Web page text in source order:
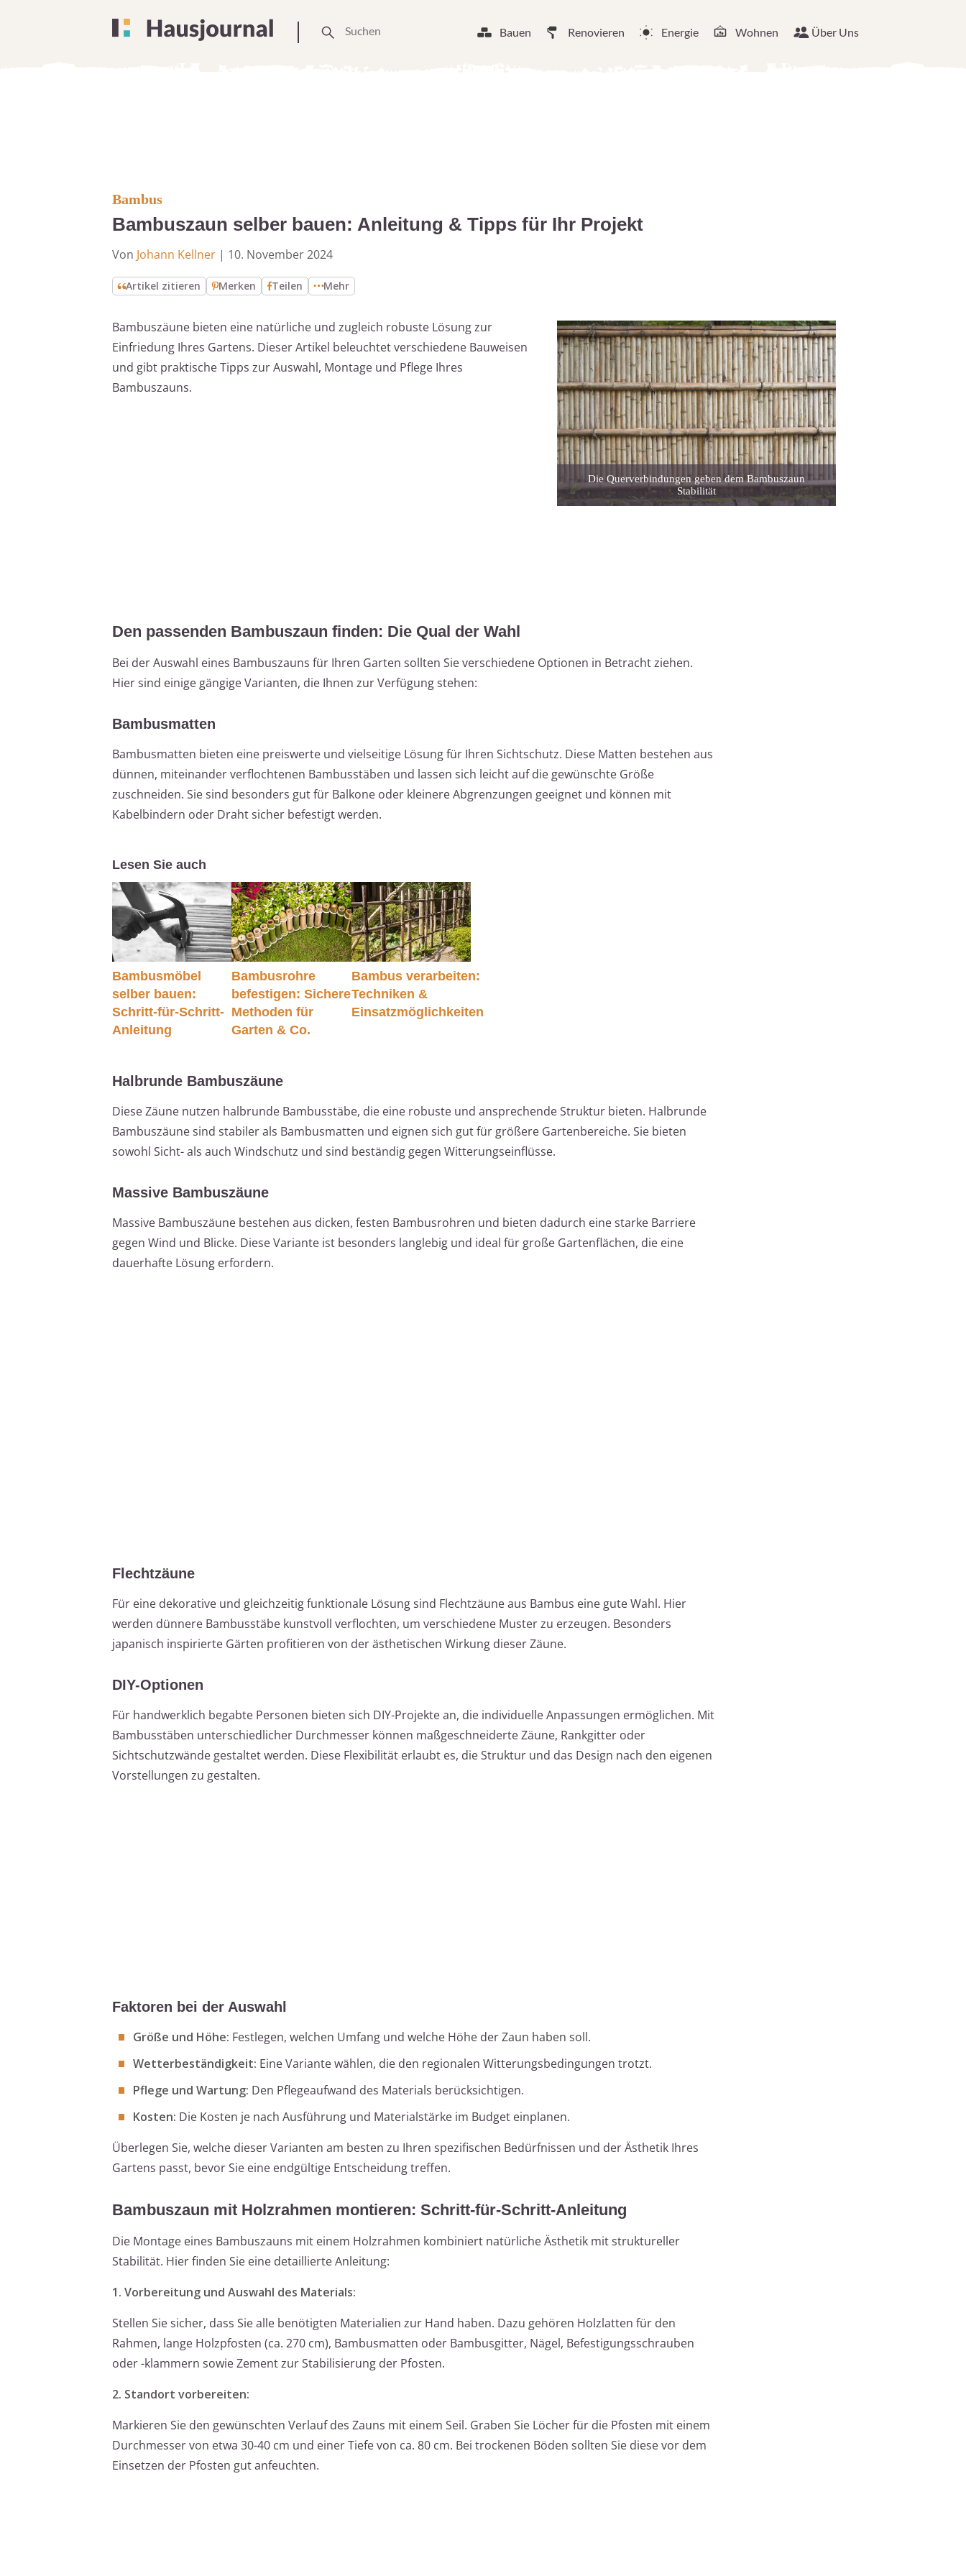
Bauen Renovieren Energie Wohnen Über Uns
Bambus
Bambuszaun selber bauen: Anleitung & Tipps für Ihr Projekt
Von Johann Kellner | 10. November 2024
Artikel zitieren Merken Teilen Mehr
Bambuszäune bieten eine natürliche und zugleich robuste Lösung zur
Einfriedung Ihres Gartens. Dieser Artikel beleuchtet verschiedene Bauweisen
und gibt praktische Tipps zur Auswahl, Montage und Pflege Ihres
Bambuszauns.
Die Querverbindungen geben dem Bambuszaun
Stabilität
Den passenden Bambuszaun finden: Die Qual der Wahl
Bei der Auswahl eines Bambuszauns für Ihren Garten sollten Sie verschiedene Optionen in Betracht ziehen.
Hier sind einige gängige Varianten, die Ihnen zur Verfügung stehen:
Bambusmatten
Bambusmatten bieten eine preiswerte und vielseitige Lösung für Ihren Sichtschutz. Diese Matten bestehen aus
dünnen, miteinander verflochtenen Bambusstäben und lassen sich leicht auf die gewünschte Größe
zuschneiden. Sie sind besonders gut für Balkone oder kleinere Abgrenzungen geeignet und können mit
Kabelbindern oder Draht sicher befestigt werden.
Lesen Sie auch
Bambusmöbel
selber bauen:
Schritt-für-Schritt-
Anleitung
Bambusrohre
befestigen: Sichere
Methoden für
Garten & Co.
Bambus verarbeiten:
Techniken &
Einsatzmöglichkeiten
Halbrunde Bambuszäune
Diese Zäune nutzen halbrunde Bambusstäbe, die eine robuste und ansprechende Struktur bieten. Halbrunde
Bambuszäune sind stabiler als Bambusmatten und eignen sich gut für größere Gartenbereiche. Sie bieten
sowohl Sicht- als auch Windschutz und sind beständig gegen Witterungseinflüsse.
Massive Bambuszäune
Massive Bambuszäune bestehen aus dicken, festen Bambusrohren und bieten dadurch eine starke Barriere
gegen Wind und Blicke. Diese Variante ist besonders langlebig und ideal für große Gartenflächen, die eine
dauerhafte Lösung erfordern.
Flechtzäune
Für eine dekorative und gleichzeitig funktionale Lösung sind Flechtzäune aus Bambus eine gute Wahl. Hier
werden dünnere Bambusstäbe kunstvoll verflochten, um verschiedene Muster zu erzeugen. Besonders
japanisch inspirierte Gärten profitieren von der ästhetischen Wirkung dieser Zäune.
DIY-Optionen
Für handwerklich begabte Personen bieten sich DIY-Projekte an, die individuelle Anpassungen ermöglichen. Mit
Bambusstäben unterschiedlicher Durchmesser können maßgeschneiderte Zäune, Rankgitter oder
Sichtschutzwände gestaltet werden. Diese Flexibilität erlaubt es, die Struktur und das Design nach den eigenen
Vorstellungen zu gestalten.
Faktoren bei der Auswahl
Größe und Höhe: Festlegen, welchen Umfang und welche Höhe der Zaun haben soll.
Wetterbeständigkeit: Eine Variante wählen, die den regionalen Witterungsbedingungen trotzt.
Pflege und Wartung: Den Pflegeaufwand des Materials berücksichtigen.
Kosten: Die Kosten je nach Ausführung und Materialstärke im Budget einplanen.
Überlegen Sie, welche dieser Varianten am besten zu Ihren spezifischen Bedürfnissen und der Ästhetik Ihres
Gartens passt, bevor Sie eine endgültige Entscheidung treffen.
Bambuszaun mit Holzrahmen montieren: Schritt-für-Schritt-Anleitung
Die Montage eines Bambuszauns mit einem Holzrahmen kombiniert natürliche Ästhetik mit struktureller
Stabilität. Hier finden Sie eine detaillierte Anleitung:
1. Vorbereitung und Auswahl des Materials:
Stellen Sie sicher, dass Sie alle benötigten Materialien zur Hand haben. Dazu gehören Holzlatten für den
Rahmen, lange Holzpfosten (ca. 270 cm), Bambusmatten oder Bambusgitter, Nägel, Befestigungsschrauben
oder -klammern sowie Zement zur Stabilisierung der Pfosten.
2. Standort vorbereiten:
Markieren Sie den gewünschten Verlauf des Zauns mit einem Seil. Graben Sie Löcher für die Pfosten mit einem
Durchmesser von etwa 30-40 cm und einer Tiefe von ca. 80 cm. Bei trockenen Böden sollten Sie diese vor dem
Einsetzen der Pfosten gut anfeuchten.